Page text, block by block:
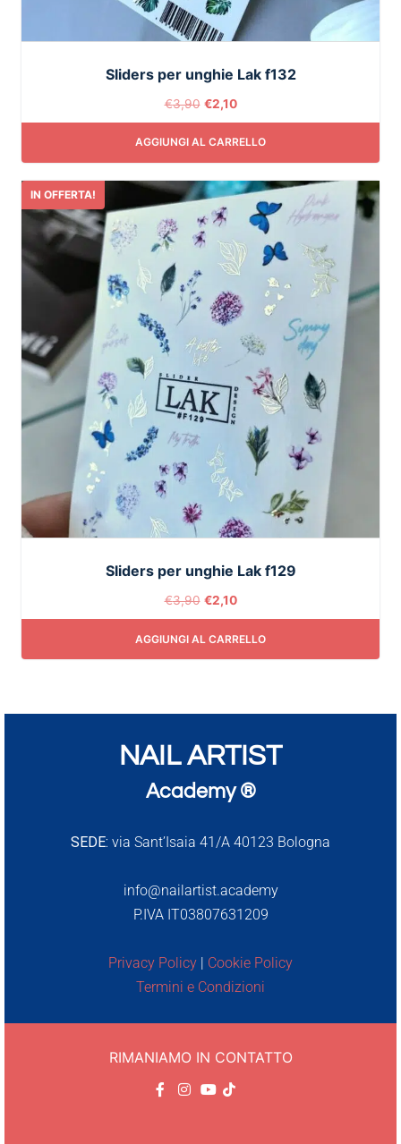
Sliders per unghie Lak f132
€3,90 €2,10
AGGIUNGI AL CARRELLO
IN OFFERTA!
Sliders per unghie Lak f129
€3,90 €2,10
AGGIUNGI AL CARRELLO
NAIL ARTIST
Academy ®
SEDE: via Sant’Isaia 41/A 40123 Bologna
info@nailartist.academy
P.IVA IT03807631209
Privacy Policy | Cookie Policy
Termini e Condizioni
RIMANIAMO IN CONTATTO